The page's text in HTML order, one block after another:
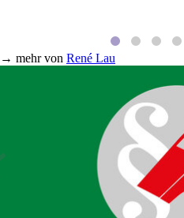
→ mehr von René Lau